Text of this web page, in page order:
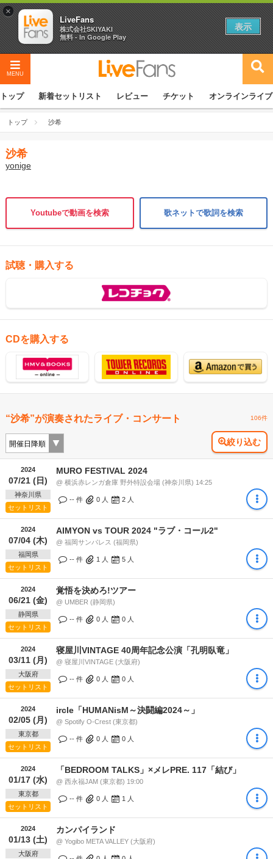
MENU
トップ 新着セットリスト レビュー チケット オンラインライブ
トップ 沙希
沙希
yonige
Youtubeで動画を検索 歌ネットで歌詞を検索
試聴・購入する
CDを購入する
“沙希”が演奏されたライブ・コンサート 106件
絞り込む
2024
07/21 (日)
神奈川県
セットリスト
MURO FESTIVAL 2024
@ 横浜赤レンガ倉庫 野外特設会場 (神奈川県) 14:25
-- 件 0 人 2 人
2024
07/04 (木)
福岡県
セットリスト
AIMYON vs TOUR 2024 "ラブ・コール2"
@ 福岡サンパレス (福岡県)
-- 件 1 人 5 人
2024
06/21 (金)
静岡県
セットリスト
覚悟を決めろ!ツアー
@ UMBER (静岡県)
-- 件 0 人 0 人
2024
03/11 (月)
大阪府
セットリスト
寝屋川VINTAGE 40周年記念公演「孔明臥竜」
@ 寝屋川VINTAGE (大阪府)
-- 件 0 人 0 人
2024
02/05 (月)
東京都
セットリスト
ircle「HUMANisM～決闘編2024～」
@ Spotify O-Crest (東京都)
-- 件 0 人 0 人
2024
01/17 (水)
東京都
セットリスト
「BEDROOM TALKS」×メレPRE. 117「結び」
@ 西永福JAM (東京都) 19:00
-- 件 0 人 1 人
2024
01/13 (土)
大阪府
カンパイランド
@ Yogibo META VALLEY (大阪府)
×
LiveFans
株式会社SKIYAKI
無料 - In Google Play
表示